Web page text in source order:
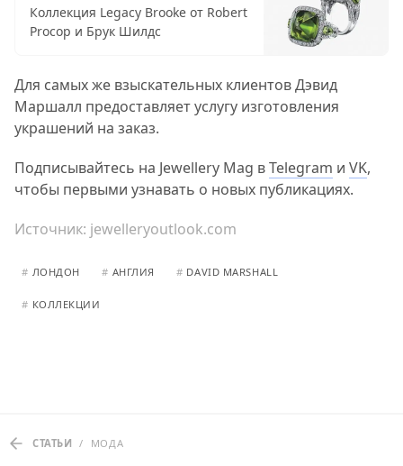
Коллекция Legacy Brooke от Robert
Procop и Брук Шилдс
Для самых же взыскательных клиентов Дэвид
Маршалл предоставляет услугу изготовления
украшений на заказ.
Подписывайтесь на Jewellery Mag вTelegram и VK,
чтобы первыми узнавать о новых публикациях.
Источник: jewelleryoutlook.com
# ЛОНДОН # АНГЛИЯ # DAVID MARSHALL
# КОЛЛЕКЦИИ
СТАТЬИ / МОДА